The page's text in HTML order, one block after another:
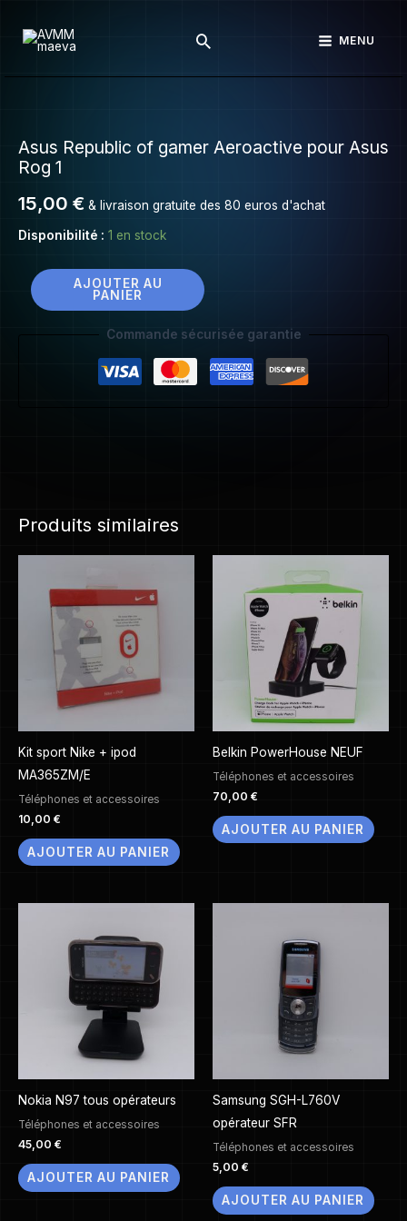
Rechercher MENU
Asus Republic of gamer Aeroactive pour Asus
Rog 1
15,00 € & livraison gratuite des 80 euros d'achat
Disponibilité : 1 en stock
Asus
Republic
gamer
Aeroactive
Asus
Rog
AJOUTER AU
PANIER
Commande sécurisée garantie
Produits similaires
Kit sport Nike + ipod
MA365ZM/E
Téléphones et accessoires
10,00 €
AJOUTER AU PANIER
Belkin PowerHouse NEUF
Téléphones et accessoires
70,00 €
AJOUTER AU PANIER
Nokia N97 tous opérateurs
Téléphones et accessoires
45,00 €
AJOUTER AU PANIER
Samsung SGH-L760V
opérateur SFR
Téléphones et accessoires
5,00 €
AJOUTER AU PANIER
of
Rog